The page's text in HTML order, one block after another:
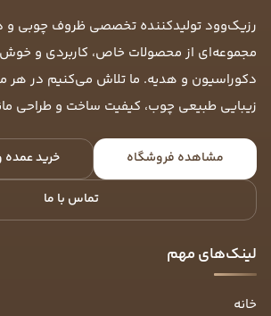
رزیک‌وود تولیدکننده تخصصی ظروف چوبی و
مجموعه‌ای از محصولات خاص، کاربردی و
دکوراسیون و هدیه. ما تلاش می‌کنیم در هر
زیبایی طبیعی چوب، کیفیت ساخت و طراحی
مشاهده فروشگاه خرید
تماس با ما
لینک‌های مهم
خانه